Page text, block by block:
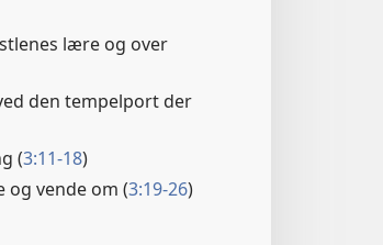
lære og over
den tempelport der
(3:11-18)
og vende om (3:19-26)